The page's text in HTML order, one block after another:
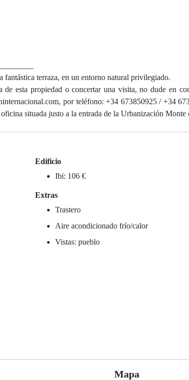
terraza, en un entorno natural privilegiado.
de esta propiedad o concertar una visita, no dude en
por teléfono: +34 673850925 / +34
situada justo a la entrada de la Urbanización Monte
Edificio
Ibi: 106 €
Extras
Trastero
Aire acondicionado frío/calor
Vistas: pueblo
Mapa